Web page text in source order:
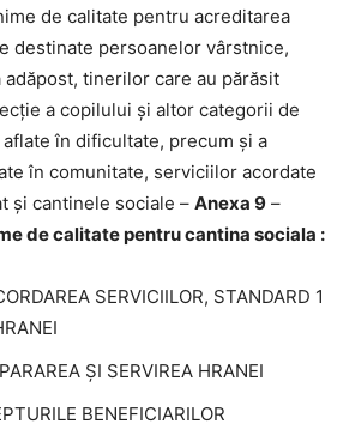
de calitate pentru acreditarea
destinate persoanelor vârstnice,
tinerilor care au părăsit
a copilului şi altor categorii de
în dificultate, precum şi a
în comunitate, serviciilor acordate
şi cantinele sociale – Anexa 9 –
de calitate pentru cantina sociala :
SERVICIILOR, STANDARD 1
ŞI SERVIREA HRANEI
BENEFICIARILOR